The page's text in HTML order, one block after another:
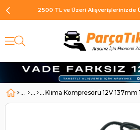
2500 TL ve Üzeri Alışverişlerinizde
Klima Kompresörü 12V 137mm